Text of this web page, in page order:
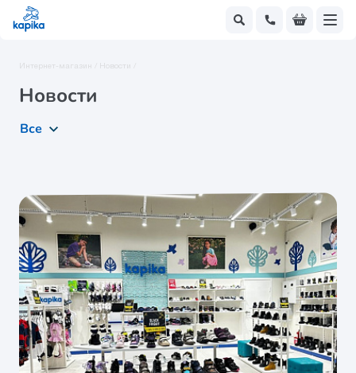
Интернет-магазин / Новости /
Новости
Все